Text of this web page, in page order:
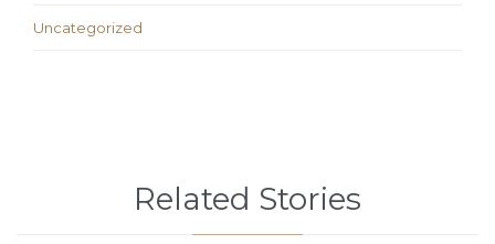
Uncategorized
Related Stories